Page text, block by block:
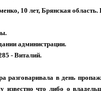
10 лет, Брянская
администрации.
- Виталий.
в день
известно что либо о